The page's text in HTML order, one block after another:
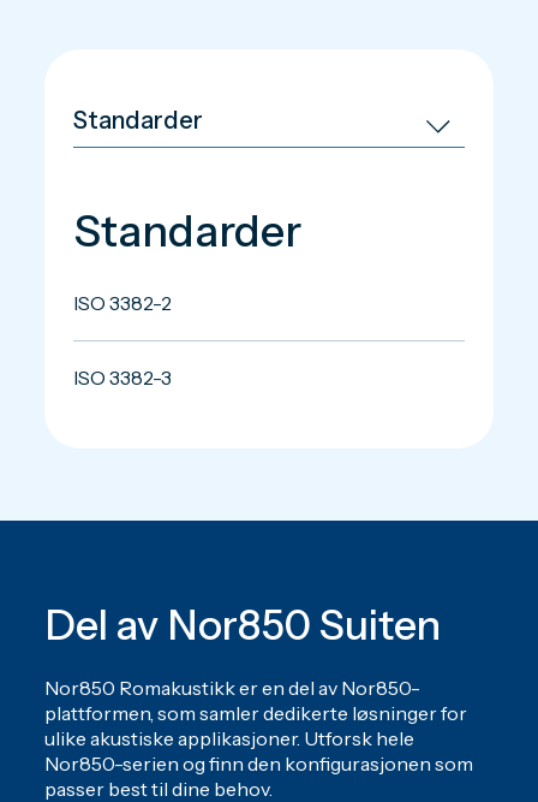
Standarder
ISO 3382-2
ISO 3382-3
Del av Nor850 Suiten
Nor850 Romakustikk er en del av Nor850-
plattformen, som samler dedikerte løsninger for
ulike akustiske applikasjoner. Utforsk hele
Nor850-serien og finn den konfigurasjonen som
passer best til dine behov.